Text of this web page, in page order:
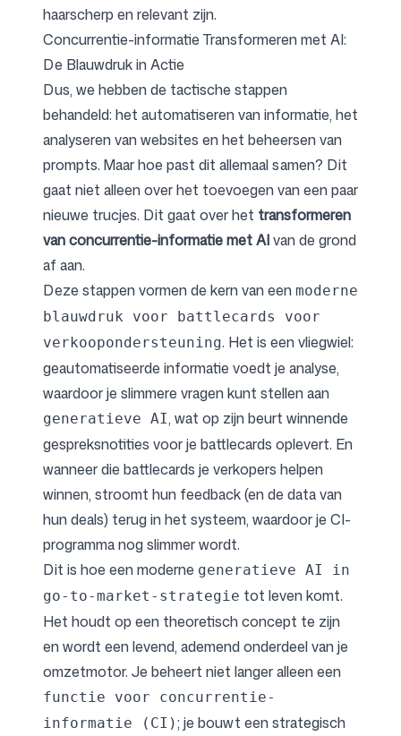
haarscherp en relevant zijn.
Concurrentie-informatie Transformeren met AI:
De Blauwdruk in Actie
Dus, we hebben de tactische stappen
behandeld: het automatiseren van informatie, het
analyseren van websites en het beheersen van
prompts. Maar hoe past dit allemaal samen? Dit
gaat niet alleen over het toevoegen van een paar
nieuwe trucjes. Dit gaat over het transformeren
van concurrentie-informatie met AIvan de grond
af aan.
Deze stappen vormen de kern van een moderne
blauwdruk voor battlecards voor
verkoopondersteuning. Het is een vliegwiel:
geautomatiseerde informatie voedt je analyse,
waardoor je slimmere vragen kunt stellen aan
generatieve AI, wat op zijn beurt winnende
gespreksnotities voor je battlecards oplevert. En
wanneer die battlecards je verkopers helpen
winnen, stroomt hun feedback (en de data van
hun deals) terug in het systeem, waardoor je CI-
programma nog slimmer wordt.
Dit is hoe een moderne generatieve AI in
go-to-market-strategie tot leven komt.
Het houdt op een theoretisch concept te zijn
en wordt een levend, ademend onderdeel van je
omzetmotor. Je beheert niet langer alleen een
functie voor concurrentie-
informatie (CI); je bouwt een strategisch